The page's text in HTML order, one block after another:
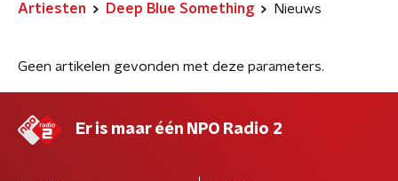
Artiesten Deep Blue Something Nieuws
Geen artikelen gevonden met deze parameters.
Er is maar één NPO Radio 2